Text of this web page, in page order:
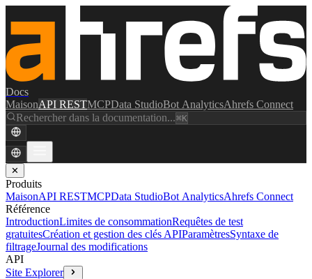
Docs
MaisonAPI RESTMCPData StudioBot AnalyticsAhrefs Connect
Rechercher dans la documentation...⌘K
✕
Produits
MaisonAPI RESTMCPData StudioBot AnalyticsAhrefs Connect
Référence
IntroductionLimites de consommationRequêtes de test
gratuitesCréation et gestion des clés APIParamètresSyntaxe de
filtrageJournal des modifications
API
Site Explorer